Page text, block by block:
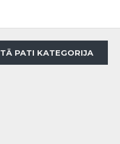
TĀ PATI KATEGORIJA